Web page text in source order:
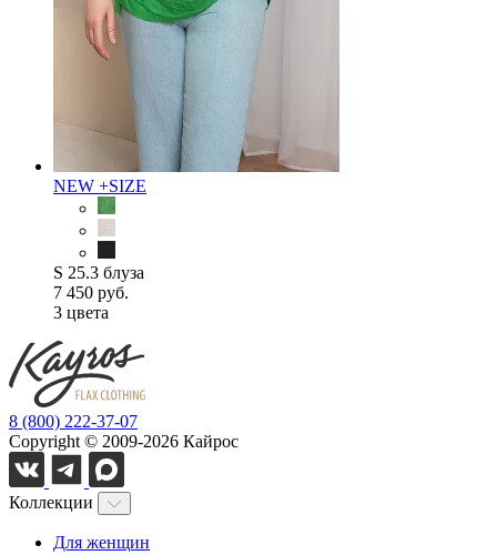
NEW +SIZE
S 25.3 блуза
7 450 руб.
3 цветa
8 (800) 222-37-07
Copyright © 2009-2026 Кайрос
Коллекции
Для женщин